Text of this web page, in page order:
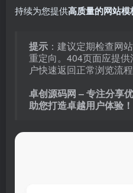
持续为您提供高质量的网站
提示 ：建议定期检查网
重定向。404页面应提
户快速返回正常浏览流程
卓创源码网 – 专注分享
助您打造卓越用户体验！